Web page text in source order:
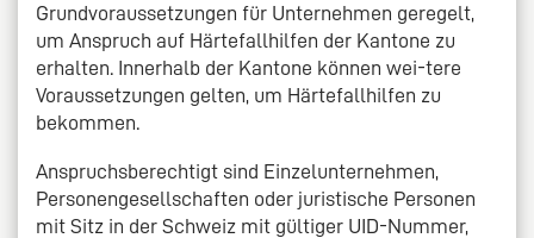
Grundvoraussetzungen für Unternehmen geregelt,
um Anspruch auf Härtefallhilfen der Kantone zu
erhalten. Innerhalb der Kantone können wei-tere
Voraussetzungen gelten, um Härtefallhilfen zu
bekommen.
Anspruchsberechtigt sind Einzelunternehmen,
Personengesellschaften oder juristische Personen
mit Sitz in der Schweiz mit gültiger UID-Nummer,